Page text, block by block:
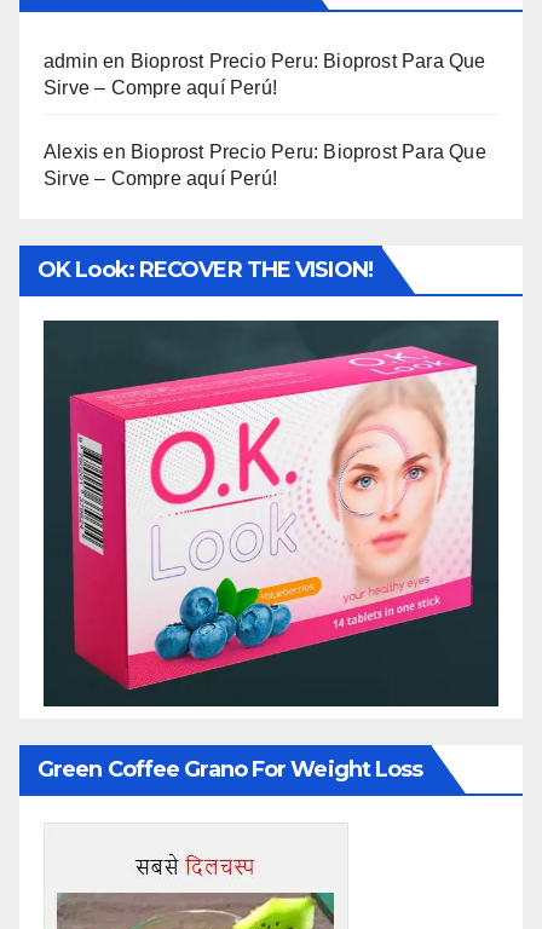
admin en Bioprost Precio Peru: Bioprost Para Que
Sirve – Compre aquí Perú!
Alexis en Bioprost Precio Peru: Bioprost Para Que
Sirve – Compre aquí Perú!
OK Look: RECOVER THE VISION!
Green Coffee Grano For Weight Loss